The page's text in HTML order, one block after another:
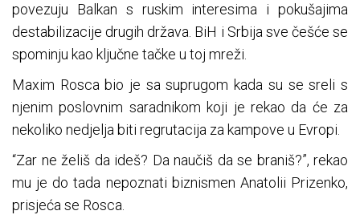
povezuju Balkan s ruskim interesima i pokušajima
destabilizacije drugih država. BiH i Srbija sve češće se
spominju kao ključne tačke u toj mreži.
Maxim Rosca bio je sa suprugom kada su se sreli s
njenim poslovnim saradnikom koji je rekao da će za
nekoliko nedjelja biti regrutacija za kampove u Evropi.
“Zar ne želiš da ideš? Da naučiš da se braniš?”, rekao
mu je do tada nepoznati biznismen Anatolii Prizenko,
prisjeća se Rosca.